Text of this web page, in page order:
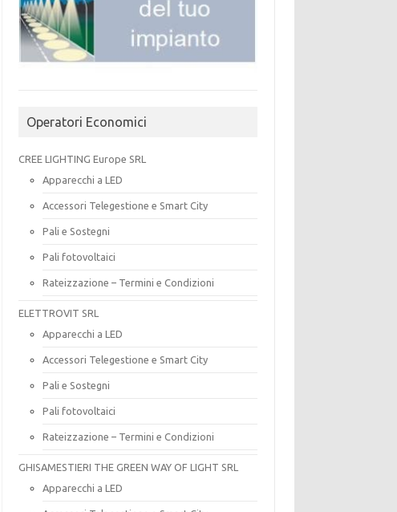
Operatori Economici
CREE LIGHTING Europe SRL
Apparecchi a LED
Accessori Telegestione e Smart City
Pali e Sostegni
Pali fotovoltaici
Rateizzazione – Termini e Condizioni
ELETTROVIT SRL
Apparecchi a LED
Accessori Telegestione e Smart City
Pali e Sostegni
Pali fotovoltaici
Rateizzazione – Termini e Condizioni
GHISAMESTIERI THE GREEN WAY OF LIGHT SRL
Apparecchi a LED